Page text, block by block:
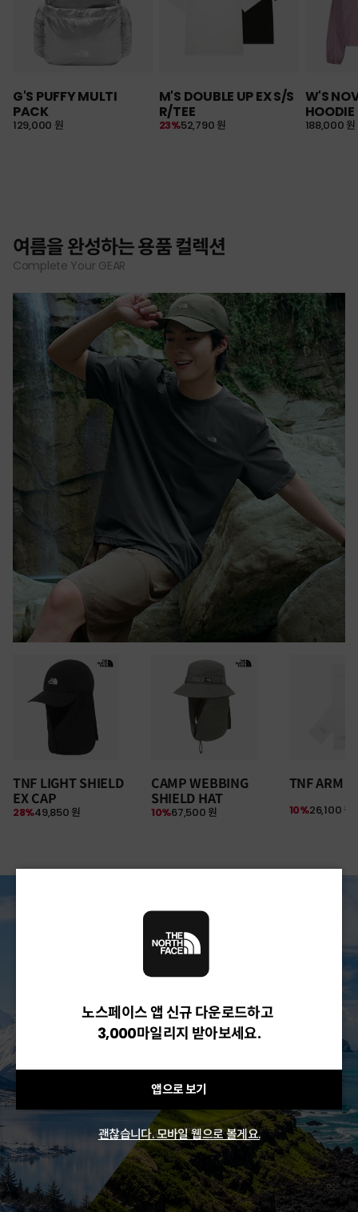
G'S PUFFY MULTI
PACK
129,000 원
M'S DOUBLE UP EX S/S
R/TEE
52,790 원
23%
W'S
HOODIE
188,000 원
여름을 완성하는 용품 컬렉션
Complete Your GEAR
TNF LIGHT SHIELD
EX CAP
49,850 원
28%
CAMP WEBBING
SHIELD HAT
67,500 원
10%
TNF ARM
26,100 원
10%
여름 탈출 원정대
30만원 이상 구매 시
뉴질랜드 & 제주도 여행권 증정 찬스
노스페이스 앱 신규 다운로드하고
3,000마일리지 받아보세요.
앱으로 보기
괜찮습니다. 모바일 웹으로 볼게요.